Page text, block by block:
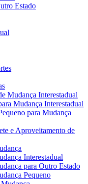
Estado
Mudança Interestadual
Mudança Interestadual
para Mudança
e Aproveitamento de
Interestadual
para Outro Estado
Pequeno